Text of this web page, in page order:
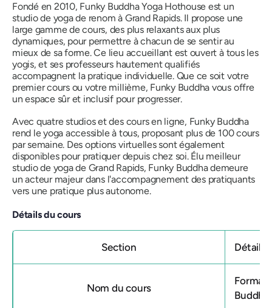
Fondé en 2010, Funky Buddha Yoga Hothouse est un
studio de yoga de renom à Grand Rapids. Il propose une
large gamme de cours, des plus relaxants aux plus
dynamiques, pour permettre à chacun de se sentir au
mieux de sa forme. Ce lieu accueillant est ouvert à tous les
yogis, et ses professeurs hautement qualifiés
accompagnent la pratique individuelle. Que ce soit votre
premier cours ou votre millième, Funky Buddha vous offre
un espace sûr et inclusif pour progresser.
Avec quatre studios et des cours en ligne, Funky Buddha
rend le yoga accessible à tous, proposant plus de 100 cours
par semaine. Des options virtuelles sont également
disponibles pour pratiquer depuis chez soi. Élu meilleur
studio de yoga de Grand Rapids, Funky Buddha demeure
un acteur majeur dans l'accompagnement des pratiquants
vers une pratique plus autonome.
Détails du cours
Section Détails
Nom du cours